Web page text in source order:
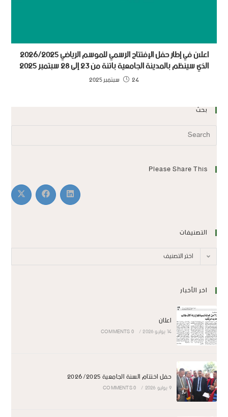
اعلان في إطار حفل الإفتتاح الرسمي للموسم الرياضي 2026/2025
الذي سينظم بالمدينة الجامعية باتنة من 23 إلى 28 سبتمبر 2025
24 سبتمبر 2025
بحث
Please Share This
التصنيفات
اختر التصنيف
اخر الأخبار
اعلان
14 يوليو 2026 /
0 COMMENTS
حفل اختتام السنة الجامعية 2026/2025
9 يوليو 2026 /
0 COMMENTS